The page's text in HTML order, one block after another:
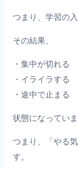
つまり、学習の
その結果、
・集中が切れる
・イライラする
・途中で止まる
状態になっていま
つまり、「やる
す。